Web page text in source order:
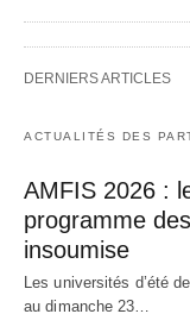
DERNIERS ARTICLES
ACTUALITÉS DES
AMFIS 2026 :
programme
insoumise
Les universités d’été
au dimanche 23…